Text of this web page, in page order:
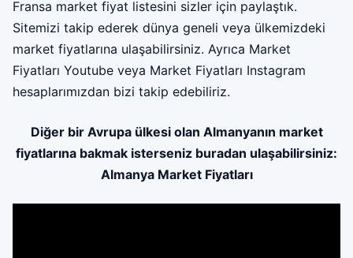
Fransa market fiyat listesini sizler için paylaştık.
Sitemizi takip ederek dünya geneli veya ülkemizdeki
market fiyatlarına ulaşabilirsiniz. Ayrıca Market
Fiyatları Youtube veya Market Fiyatları Instagram
hesaplarımızdan bizi takip edebiliriz.
Diğer bir Avrupa ülkesi olan Almanyanın market
fiyatlarına bakmak isterseniz buradan ulaşabilirsiniz:
Almanya Market Fiyatları